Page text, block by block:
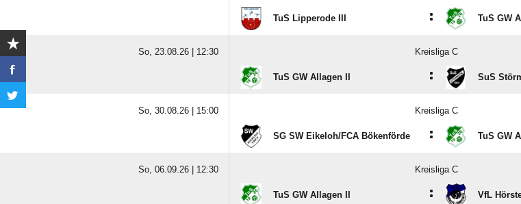
TuS Lipperode III : TuS GW
So, 23.08.26 | 12:30 Kreisliga C
TuS GW Allagen II : SuS
So, 30.08.26 | 15:00 Kreisliga C
SG SW Eikeloh/​FCA Bökenförde : TuS GW
So, 06.09.26 | 12:30 Kreisliga C
TuS GW Allagen II : VfL